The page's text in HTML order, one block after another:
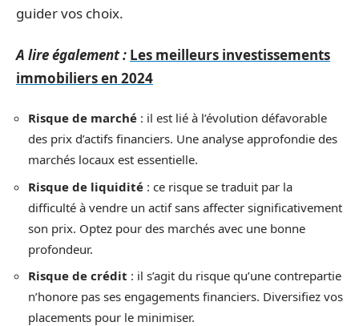
guider vos choix.
A lire également : Les meilleurs investissements
immobiliers en 2024
Risque de marché : il est lié à l’évolution défavorable
des prix d’actifs financiers. Une analyse approfondie des
marchés locaux est essentielle.
Risque de liquidité : ce risque se traduit par la
difficulté à vendre un actif sans affecter significativement
son prix. Optez pour des marchés avec une bonne
profondeur.
Risque de crédit : il s’agit du risque qu’une contrepartie
n’honore pas ses engagements financiers. Diversifiez vos
placements pour le minimiser.